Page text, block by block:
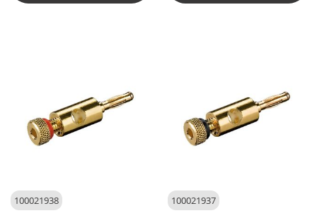
100021938 100021937